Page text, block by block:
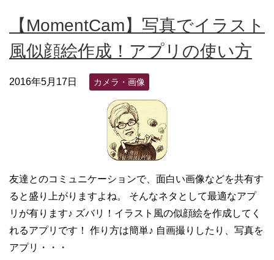
【MomentCam】写真でイラスト
風似顔絵作成！アプリの使い方
2016年5月17日 カメラ・画像
友達とのコミュニケーションで、面白い画像などを共有す
ると盛り上がりますよね。 そんなネタとして最適なアプ
リが有ります♪ ズバリ！イラスト風の似顔絵を作成してく
れるアプリです！ 作り方は簡単♪ 自画撮りしたり、写真を
アプリ・・・